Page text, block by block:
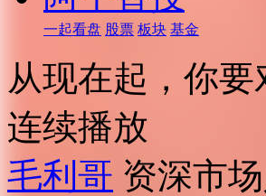
一起看盘 股票 板块 基金
从现在起，你
连续播放
毛利哥 资深市